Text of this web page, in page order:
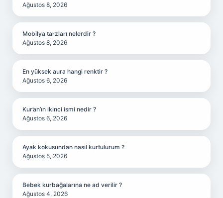
Ağustos 8, 2026
Mobilya tarzları nelerdir ?
Ağustos 8, 2026
En yüksek aura hangi renktir ?
Ağustos 6, 2026
Kur’an’ın ikinci ismi nedir ?
Ağustos 6, 2026
Ayak kokusundan nasıl kurtulurum ?
Ağustos 5, 2026
Bebek kurbağalarına ne ad verilir ?
Ağustos 4, 2026